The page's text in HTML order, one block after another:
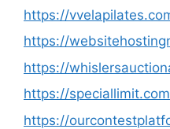
https://
https://
https://
https://
https://